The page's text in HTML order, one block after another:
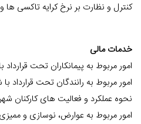
کنترل و نظارت بر نرخ کرایه تاکسی ها
خدمات مالی
امور مربوط به پیمانکاران تحت قرارداد
امور مربوط به رانندگان تحت قرارداد
نحوه عملکرد و فعالیت های کارکنان
امور مربوط به عوارض، نوسازی و